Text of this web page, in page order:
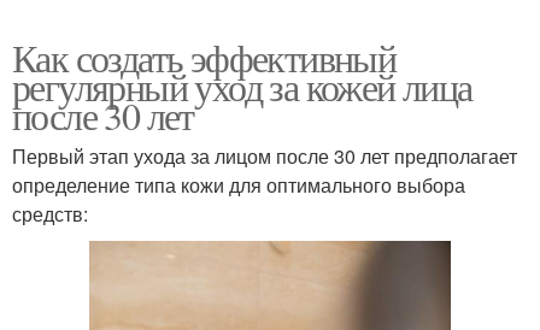
Как создать эффективный
регулярный уход за кожей лица
после 30 лет
Первый этап ухода за лицом после 30 лет предполагает
определение типа кожи для оптимального выбора
средств: